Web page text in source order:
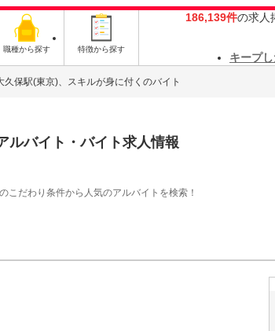
職種から探す 特徴から探す
186,139件の求人
キープ
久保駅(東京)、スキルが身に付くのバイト
ルバイト・バイト求人情報
だわり条件から人気のアルバイトを検索！